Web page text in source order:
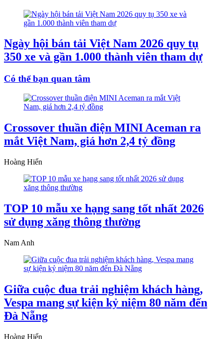
Ngày hội bán tải Việt Nam 2026 quy tụ
350 xe và gần 1.000 thành viên tham dự
Có thể bạn quan tâm
Crossover thuần điện MINI Aceman ra
mắt Việt Nam, giá hơn 2,4 tỷ đồng
Hoàng Hiển
TOP 10 mẫu xe hạng sang tốt nhất 2026
sử dụng xăng thông thường
Nam Anh
Giữa cuộc đua trải nghiệm khách hàng,
Vespa mang sự kiện kỷ niệm 80 năm đến
Đà Nẵng
Hoàng Hiển